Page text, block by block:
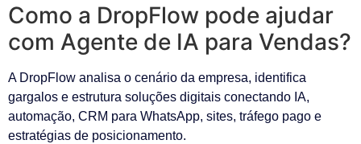
Como a DropFlow pode ajudar
com Agente de IA para Vendas?
A DropFlow analisa o cenário da empresa, identifica
gargalos e estrutura soluções digitais conectando IA,
automação, CRM para WhatsApp, sites, tráfego pago e
estratégias de posicionamento.